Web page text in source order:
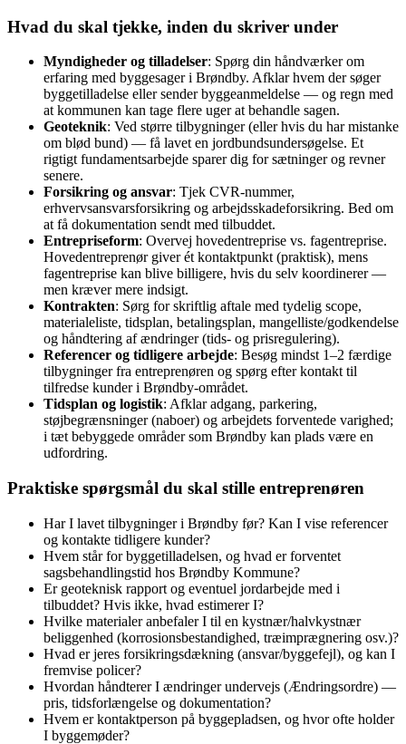
Hvad du skal tjekke, inden du skriver under
Myndigheder og tilladelser: Spørg din håndværker om
erfaring med byggesager i Brøndby. Afklar hvem der søger
byggetilladelse eller sender byggeanmeldelse — og regn med
at kommunen kan tage flere uger at behandle sagen.
Geoteknik: Ved større tilbygninger (eller hvis du har mistanke
om blød bund) — få lavet en jordbundsundersøgelse. Et
rigtigt fundamentsarbejde sparer dig for sætninger og revner
senere.
Forsikring og ansvar: Tjek CVR-nummer,
erhvervsansvarsforsikring og arbejdsskadeforsikring. Bed om
at få dokumentation sendt med tilbuddet.
Entrepriseform: Overvej hovedentreprise vs. fagentreprise.
Hovedentreprenør giver ét kontaktpunkt (praktisk), mens
fagentreprise kan blive billigere, hvis du selv koordinerer —
men kræver mere indsigt.
Kontrakten: Sørg for skriftlig aftale med tydelig scope,
materialeliste, tidsplan, betalingsplan, mangelliste/godkendelse
og håndtering af ændringer (tids- og prisregulering).
Referencer og tidligere arbejde: Besøg mindst 1–2 færdige
tilbygninger fra entreprenøren og spørg efter kontakt til
tilfredse kunder i Brøndby-området.
Tidsplan og logistik: Afklar adgang, parkering,
støjbegrænsninger (naboer) og arbejdets forventede varighed;
i tæt bebyggede områder som Brøndby kan plads være en
udfordring.
Praktiske spørgsmål du skal stille entreprenøren
Har I lavet tilbygninger i Brøndby før? Kan I vise referencer
og kontakte tidligere kunder?
Hvem står for byggetilladelsen, og hvad er forventet
sagsbehandlingstid hos Brøndby Kommune?
Er geoteknisk rapport og eventuel jordarbejde med i
tilbuddet? Hvis ikke, hvad estimerer I?
Hvilke materialer anbefaler I til en kystnær/halvkystnær
beliggenhed (korrosionsbestandighed, træimprægnering osv.)?
Hvad er jeres forsikringsdækning (ansvar/byggefejl), og kan I
fremvise policer?
Hvordan håndterer I ændringer undervejs (Ændringsordre) —
pris, tidsforlængelse og dokumentation?
Hvem er kontaktperson på byggepladsen, og hvor ofte holder
I byggemøder?